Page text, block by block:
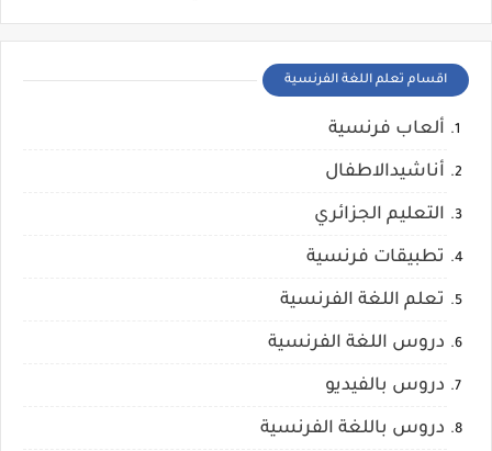
اقسام تعلم اللغة الفرنسية
ألعاب فرنسية
أناشيدالاطفال
التعليم الجزائري
تطبيقات فرنسية
تعلم اللغة الفرنسية
دروس اللغة الفرنسية
دروس بالفيديو
دروس باللغة الفرنسية